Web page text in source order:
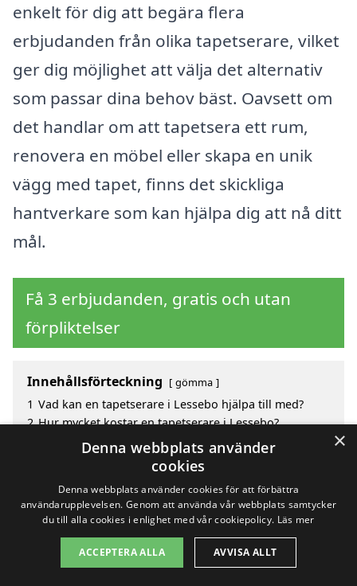
enkelt för dig att begära flera
erbjudanden från olika tapetserare, vilket
ger dig möjlighet att välja det alternativ
som passar dina behov bäst. Oavsett om
det handlar om att tapetsera ett rum,
renovera en möbel eller skapa en unik
vägg med tapet, finns det skickliga
hantverkare som kan hjälpa dig att nå ditt
mål.
Få 3 erbjudanden, gratis och utan
förpliktelser
Innehållsförteckning gömma
1 Vad kan en tapetserare i Lessebo hjälpa till med?
2 Hur mycket kostar en tapetserare i Lessebo?
Fördelar med att välja tapetserare i Lessebo
Sök efter en skicklig tapetserare i de omgivande
Copyright 2026 - Pilanto Aps
Om / kontakt Blogg Webbplatskarta Villkor
×
Denna webbplats använder
cookies
Denna webbplats använder cookies för att förbättra
användarupplevelsen. Genom att använda vår webbplats samtycker
du till alla cookies i enlighet med vår cookiepolicy. Läs mer
ACCEPTERA ALLA AVVISA ALLT